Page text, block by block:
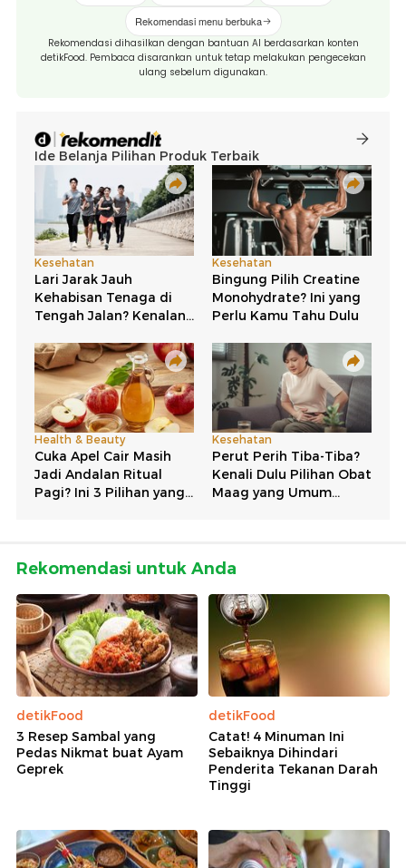
Rekomendasi menu berbuka
Rekomendasi dihasilkan dengan bantuan AI berdasarkan konten
detikFood. Pembaca disarankan untuk tetap melakukan pengecekan
ulang sebelum digunakan.
Rekomendasi untuk Anda
detikFood
3 Resep Sambal yang
Pedas Nikmat buat Ayam
Geprek
detikFood
Catat! 4 Minuman Ini
Sebaiknya Dihindari
Penderita Tekanan Darah
Tinggi